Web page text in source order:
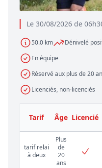
Le 30/08/2026 de
50.0 km
Dénivelé
En équipe
Réservé aux plus de 20
Licenciés, non-licenciés
Tarif Âge Licencié
tarif relai
à deux
Plus
de
20
ans